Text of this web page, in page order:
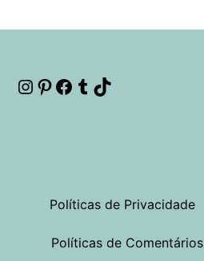
Instagram
Pinterest
Facebook
Tumblr
Políticas de Privacidade
Políticas de Comentários